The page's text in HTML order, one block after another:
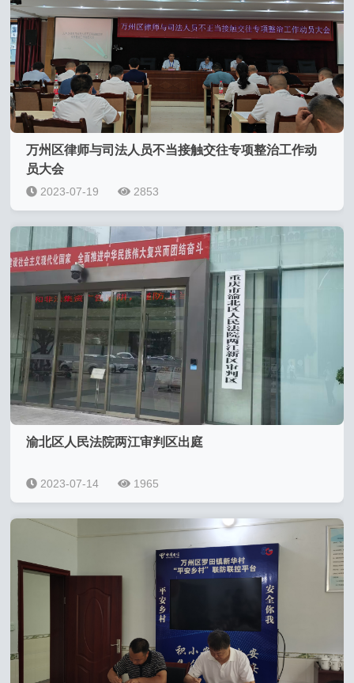
万州区律师与司法人员不当接触交往专项整治工作动
员大会
2023-07-19 2853
渝北区人民法院两江审判区出庭
2023-07-14 1965